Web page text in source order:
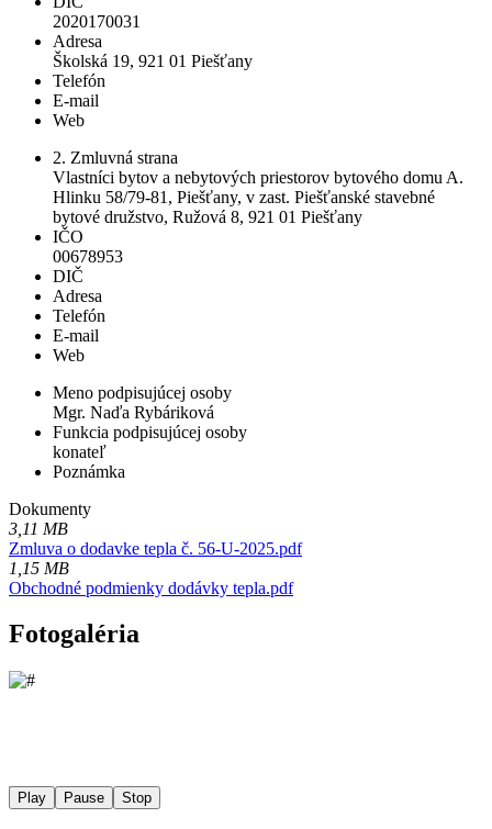
2020170031
Adresa
Školská 19, 921 01 Piešťany
Telefón
E-mail
Web
2. Zmluvná strana
Vlastníci bytov a nebytových priestorov bytového domu A.
Hlinku 58/79-81, Piešťany, v zast. Piešťanské stavebné
bytové družstvo, Ružová 8, 921 01 Piešťany
IČO
00678953
DIČ
Adresa
Telefón
E-mail
Web
Meno podpisujúcej osoby
Mgr. Naďa Rybáriková
Funkcia podpisujúcej osoby
konateľ
Poznámka
Dokumenty
3,11 MB
Zmluva o dodavke tepla č. 56-U-2025.pdf
1,15 MB
Obchodné podmienky dodávky tepla.pdf
Fotogaléria
Play Pause Stop